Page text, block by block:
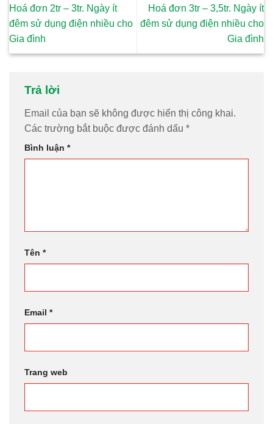
Hoá đơn 2tr – 3tr. Ngày ít
đêm sử dụng điện nhiều cho
Gia đình
Hoá đơn 3tr – 3,5tr. Ngày ít
đêm sử dụng điện nhiều cho
Gia đình
Trả lời
Email của bạn sẽ không được hiển thị công khai.
Các trường bắt buộc được đánh dấu *
Bình luận *
Tên *
Email *
Trang web